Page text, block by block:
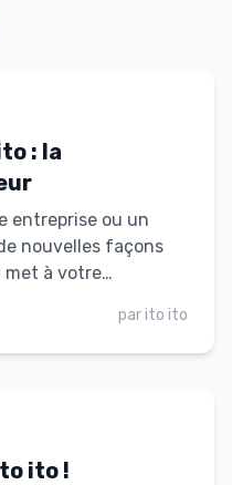
: la
entreprise ou un
nouvelles façons
met à votre
auprès de notre
actifs. 👉
parito ito
ito !